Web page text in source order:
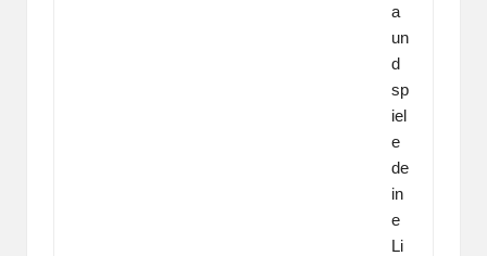
a
un
d
sp
iel
e
de
in
e
Li